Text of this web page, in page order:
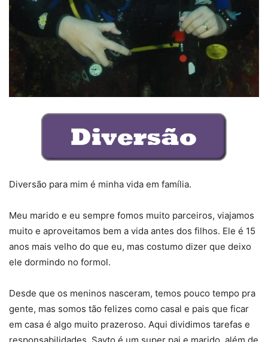
Diversão para mim é minha vida em família.
Meu marido e eu sempre fomos muito parceiros, viajamos
muito e aproveitamos bem a vida antes dos filhos. Ele é 15
anos mais velho do que eu, mas costumo dizer que deixo
ele dormindo no formol.
Desde que os meninos nasceram, temos pouco tempo pra
gente, mas somos tão felizes como casal e pais que ficar
em casa é algo muito prazeroso. Aqui dividimos tarefas e
responsabilidades. Sayto é um super pai e marido, além de